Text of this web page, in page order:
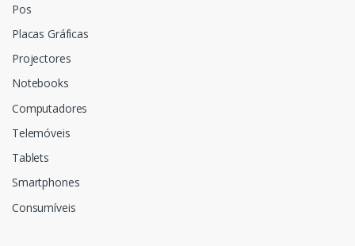
Pos
Placas Gráficas
Projectores
Notebooks
Computadores
Telemóveis
Tablets
Smartphones
Consumíveis